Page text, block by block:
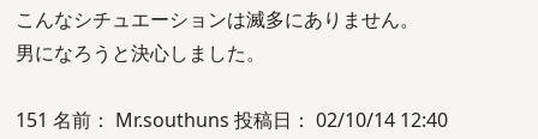
こんなシチュエーションは滅多にありません。
男になろうと決心しました。
151 名前： Mr.southuns 投稿日： 02/10/14 12:40